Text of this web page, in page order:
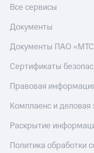
МТС Pay
Оплата
коду
за границей
магазин
Смартфоны
и
часы
Все сервисы
Документы
Документы ПАО
Сертификаты
Правовая
Комплаенс и деловая
Раскрытие
Политика обработки